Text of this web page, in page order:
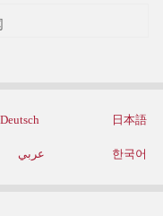
Deutsch 日本語
عربي 한국어